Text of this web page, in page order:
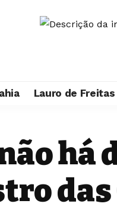
Lauro de Freitas
há
das